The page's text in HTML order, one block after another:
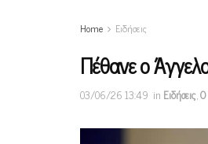
Home Ειδήσεις
Πέθανε ο
03/06/26 13:49 in Ειδήσεις,Ο